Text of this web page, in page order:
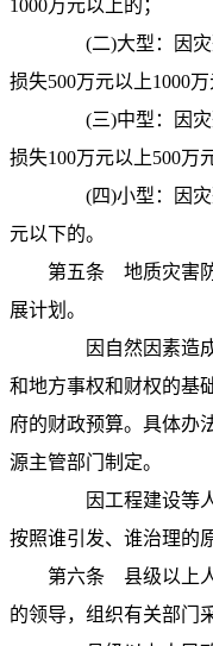
1000万元以上的；
(二)大型：因
损失500万元以上1000万
(三)中型：因
损失100万元以上500万
(四)小型：因
元以下的。
第五条 地质灾害
展计划。
因自然因素造成
和地方事权和财权的基
府的财政预算。具体办
源主管部门制定。
因工程建设等人
按照谁引发、谁治理的
第六条 县级以上
的领导，组织有关部门